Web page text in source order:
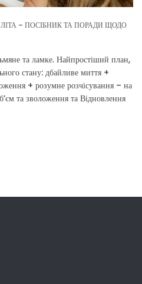
– ПОСІБНИК ТА ПОРАДИ ЩОДО
та ламке. Найпростіший план,
стану: дбайливе миття +
+ розумне розчісування – на
та зволоження та Відновлення